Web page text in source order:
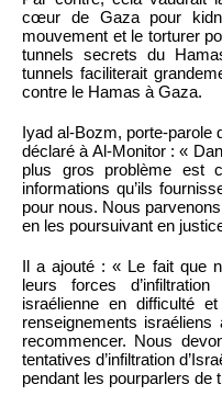
cœur de Gaza pour
mouvement et le torturer
tunnels secrets du
tunnels faciliterait
contre le Hamas à Gaza.
Iyad al-Bozm, porte-parole
déclaré à Al-Monitor : «
plus gros problème est
informations qu’ils
pour nous. Nous
en les poursuivant en
Il a ajouté : « Le fait que
leurs forces
israélienne en difficulté
renseignements
recommencer. Nous
tentatives d’infiltration
pendant les pourparlers de